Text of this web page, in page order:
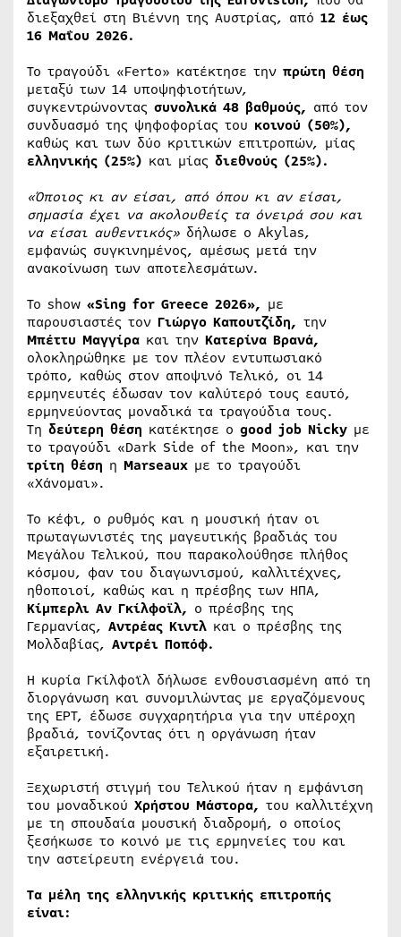
διεξαχθεί στη Βιέννη της Αυστρίας, από 12 έως
16 Μαΐου 2026.
Το τραγούδι «Ferto» κατέκτησε την πρώτη θέση
μεταξύ των 14 υποψηφιοτήτων,
συγκεντρώνοντας συνολικά 48 βαθμούς, από τον
συνδυασμό της ψηφοφορίας του κοινού (50%),
καθώς και των δύο κριτικών επιτροπών, μίας
ελληνικής (25%) και μίας διεθνούς (25%).
«Όποιος κι αν είσαι, από όπου κι αν είσαι,
σημασία έχει να ακολουθείς τα όνειρά σου και
να είσαι αυθεντικός» δήλωσε ο Akylas,
εμφανώς συγκινημένος, αμέσως μετά την
ανακοίνωση των αποτελεσμάτων.
Το show «Sing for Greece 2026», με
παρουσιαστές τον Γιώργο Καπουτζίδη, την
Μπέττυ Μαγγίρα και την Κατερίνα Βρανά,
ολοκληρώθηκε με τον πλέον εντυπωσιακό
τρόπο, καθώς στον αποψινό Τελικό, οι 14
ερμηνευτές έδωσαν τον καλύτερό τους εαυτό,
ερμηνεύοντας μοναδικά τα τραγούδια τους.
Τη δεύτερη θέση κατέκτησε ο good job Nicky με
το τραγούδι «Dark Side of the Moon», και την
τρίτη θέση η Marseaux με το τραγούδι
«Χάνομαι».
Το κέφι, ο ρυθμός και η μουσική ήταν οι
πρωταγωνιστές της μαγευτικής βραδιάς του
Μεγάλου Τελικού, που παρακολούθησε πλήθος
κόσμου, φαν του διαγωνισμού, καλλιτέχνες,
ηθοποιοί, καθώς και η πρέσβης των ΗΠΑ,
Κίμπερλι Αν Γκίλφοϊλ, ο πρέσβης της
Γερμανίας, Αντρέας Κιντλ και ο πρέσβης της
Μολδαβίας, Αντρέι Ποπόφ.
Η κυρία Γκίλφοϊλ δήλωσε ενθουσιασμένη από τη
διοργάνωση και συνομιλώντας με εργαζόμενους
της ΕΡΤ, έδωσε συγχαρητήρια για την υπέροχη
βραδιά, τονίζοντας ότι η οργάνωση ήταν
εξαιρετική.
Ξεχωριστή στιγμή του Τελικού ήταν η εμφάνιση
του μοναδικού Χρήστου Μάστορα, του καλλιτέχνη
με τη σπουδαία μουσική διαδρομή, ο οποίος
ξεσήκωσε το κοινό με τις ερμηνείες του και
την αστείρευτη ενέργειά του.
Τα μέλη της ελληνικής κριτικής επιτροπής
είναι: